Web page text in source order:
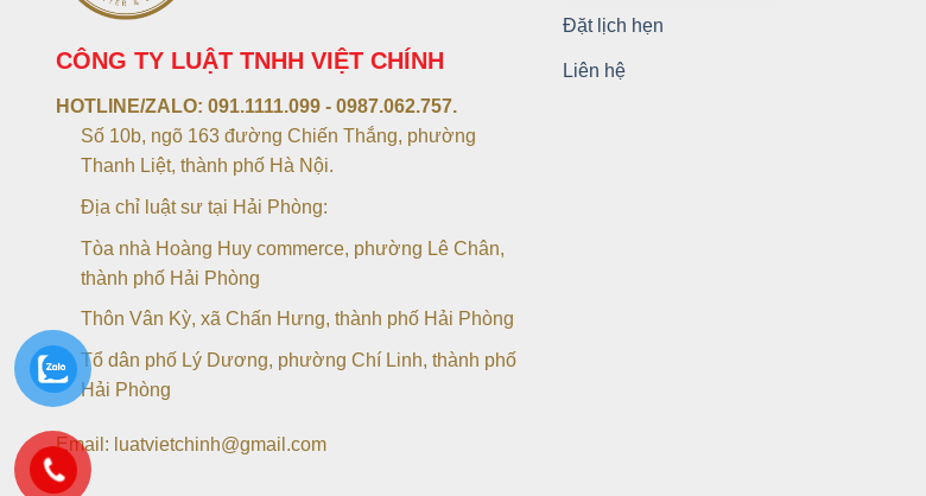
CÔNG TY LUẬT TNHH VIỆT CHÍNH
HOTLINE/ZALO: 091.1111.099 - 0987.062.757.
Số 10b, ngõ 163 đường Chiến Thắng, phường
Thanh Liệt, thành phố Hà Nội.
Địa chỉ luật sư tại Hải Phòng:
Tòa nhà Hoàng Huy commerce, phường Lê Chân,
thành phố Hải Phòng
Thôn Vân Kỳ, xã Chấn Hưng, thành phố Hải Phòng
Tổ dân phố Lý Dương, phường Chí Linh, thành phố
Hải Phòng
Email: luatvietchinh@gmail.com
Đặt lịch hẹn
Liên hệ